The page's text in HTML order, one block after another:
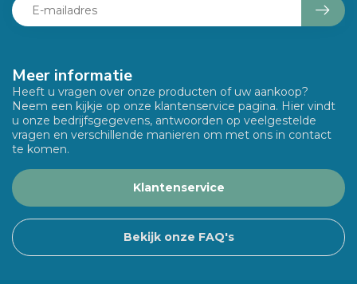
Meer informatie
Heeft u vragen over onze producten of uw aankoop?
Neem een kijkje op onze klantenservice pagina. Hier vindt
u onze bedrijfsgegevens, antwoorden op veelgestelde
vragen en verschillende manieren om met ons in contact
te komen.
Klantenservice
Bekijk onze FAQ's